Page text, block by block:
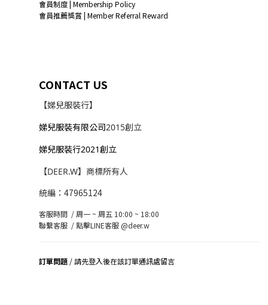
會員制度 | Membership Policy
會員推薦獎賞 | Member Referral Reward
CONTACT US
【娣兒服裝行】
娣兒服裝有限公司2015創立
娣兒服裝行2021創立
【DEER.W】商標所有人
統編：47965124
客服時間 / 周一 ~ 周五 10:00 ~ 18:00
聯繫客服 /點擊LINE客服 @deer.w
訂單問題 / 請先登入後在該訂單通訊處留言